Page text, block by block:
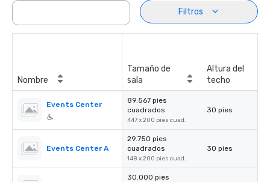
Filtros
Nombre
Tamaño de
sala
Altura del
techo
Events Center
89.567 pies
cuadrados
447 x 200 pies cuad.
30 pies
Events Center A
29.750 pies
cuadrados
148 x 200 pies cuad.
30 pies
30.000 pies